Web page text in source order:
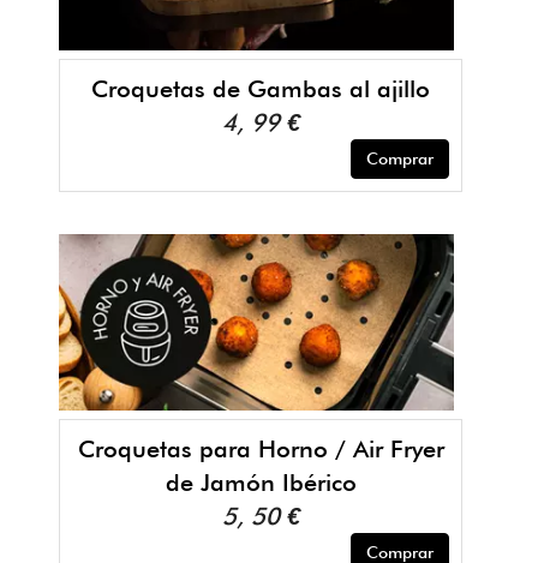
Croquetas de Gambas al ajillo
4, 99 €
Comprar
Croquetas para Horno / Air Fryer
de Jamón Ibérico
5, 50 €
Comprar